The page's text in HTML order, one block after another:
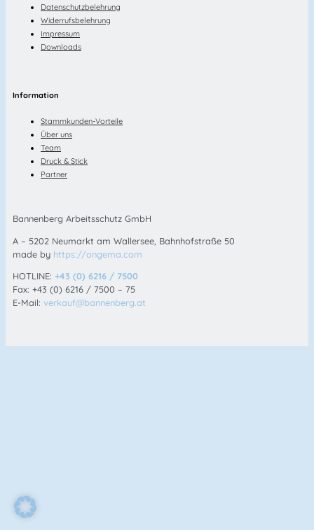
Datenschutzbelehrung
Widerrufsbelehrung
Impressum
Downloads
Information
Stammkunden-Vorteile
Über uns
Team
Druck & Stick
Partner
Bannenberg Arbeitsschutz GmbH
A – 5202 Neumarkt am Wallersee, Bahnhofstraße 50
made by https://ongema.com
HOTLINE: +43 (0) 6216 / 7500
Fax: +43 (0) 6216 / 7500 – 75
E-Mail: verkauf@bannenberg.at